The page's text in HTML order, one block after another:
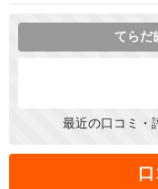
てらだ
最近の口コミ・